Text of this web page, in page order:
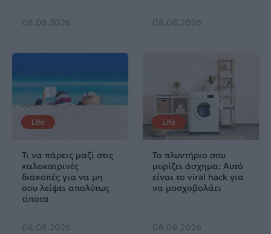
08.08.2026 08.08.2026
Life
Τι να πάρεις μαζί στις
καλοκαιρινές
διακοπές για να μη
σου λείψει απολύτως
τίποτα
08.08.2026
Life
Το πλυντήριο σου
μυρίζει άσχημα; Αυτό
είναι το viral hack για
να μοσχοβολάει
08.08.2026